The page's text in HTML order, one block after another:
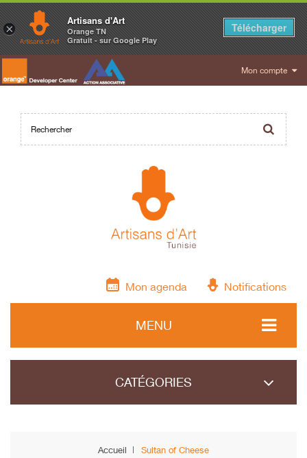
Mon compte
Mon agenda Notifications
MENU
CATÉGORIES
Accueil Sultan of Cheese
×
Artisans d'Art
Orange TN
Gratuit - sur Google Play
Télécharger